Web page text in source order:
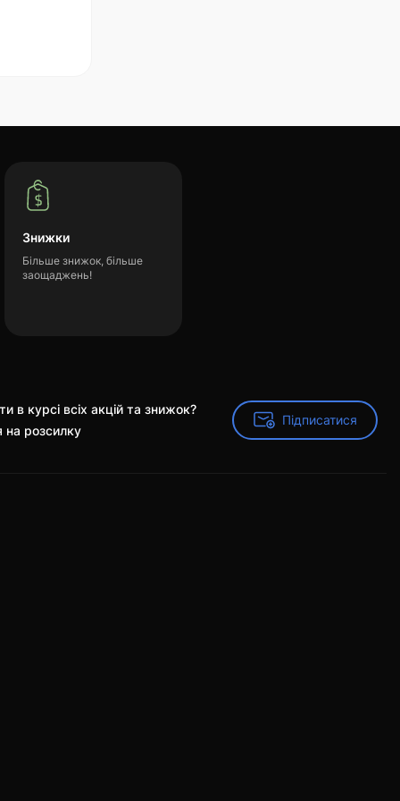
Знижки
Більше знижок, більше
заощаджень!
в курсі всіх акцій та знижок?
на розсилку
Підписатися
Підписатися